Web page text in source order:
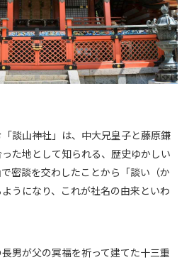
談山神社」は、中大兄皇子と藤原鎌
た地として知られる、歴史ゆかしい
密談を交わしたことから「談い（か
うになり、これが社名の由来といわ
男が父の冥福を祈って建てた十三重